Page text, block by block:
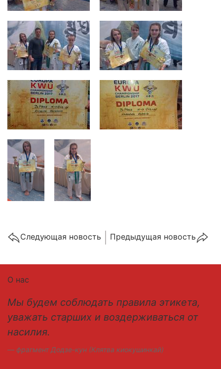
Cледующая новость Предыдущая новость
О нас
Мы будем соблюдать правила этикета,
уважать старших и воздерживаться от
насилия.
фрагмент Додзе-кун (Клятва киокушинкай)